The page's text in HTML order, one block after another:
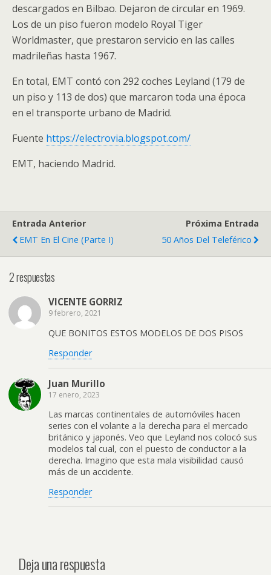
descargados en Bilbao. Dejaron de circular en 1969.
Los de un piso fueron modelo Royal Tiger
Worldmaster, que prestaron servicio en las calles
madrileñas hasta 1967.
En total, EMT contó con 292 coches Leyland (179 de
un piso y 113 de dos) que marcaron toda una época
en el transporte urbano de Madrid.
Fuente https://electrovia.blogspot.com/
EMT, haciendo Madrid.
Entrada Anterior
EMT En El Cine (parte I)
Próxima Entrada
50 Años Del Teleférico
2 respuestas
VICENTE GORRIZ
9 febrero, 2021
QUE BONITOS ESTOS MODELOS DE DOS PISOS
Responder
Juan Murillo
17 enero, 2023
Las marcas continentales de automóviles hacen
series con el volante a la derecha para el mercado
británico y japonés. Veo que Leyland nos colocó sus
modelos tal cual, con el puesto de conductor a la
derecha. Imagino que esta mala visibilidad causó
más de un accidente.
Responder
Deja una respuesta